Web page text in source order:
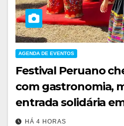
AGENDA DE EVENTOS
Festival Peruano
com gastronomia,
entrada solidária
HÁ 4 HORAS